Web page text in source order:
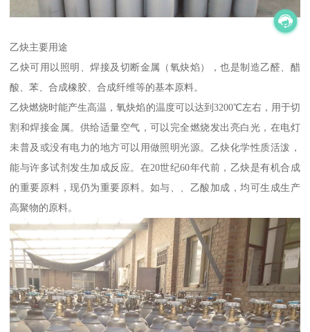
乙炔主要用途
乙炔可用以照明、焊接及切断金属（氧炔焰），也是制造乙醛、醋
酸、苯、合成橡胶、合成纤维等的基本原料。
乙炔燃烧时能产生高温，氧炔焰的温度可以达到3200℃左右，用于切
割和焊接金属。供给适量空气，可以完全燃烧发出亮白光，在电灯
未普及或没有电力的地方可以用做照明光源。乙炔化学性质活泼，
能与许多试剂发生加成反应。在20世纪60年代前，乙炔是有机合成
的重要原料，现仍为重要原料。如与、、乙酸加成，均可生成生产
高聚物的原料。